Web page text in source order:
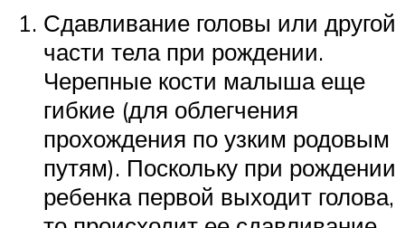
Сдавливание головы или другой
части тела при рождении.
Черепные кости малыша еще
гибкие (для облегчения
прохождения по узким родовым
путям). Поскольку при рождении
ребенка первой выходит голова,